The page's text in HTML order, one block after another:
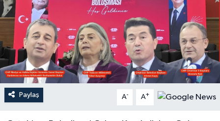
Paylaş A- A+